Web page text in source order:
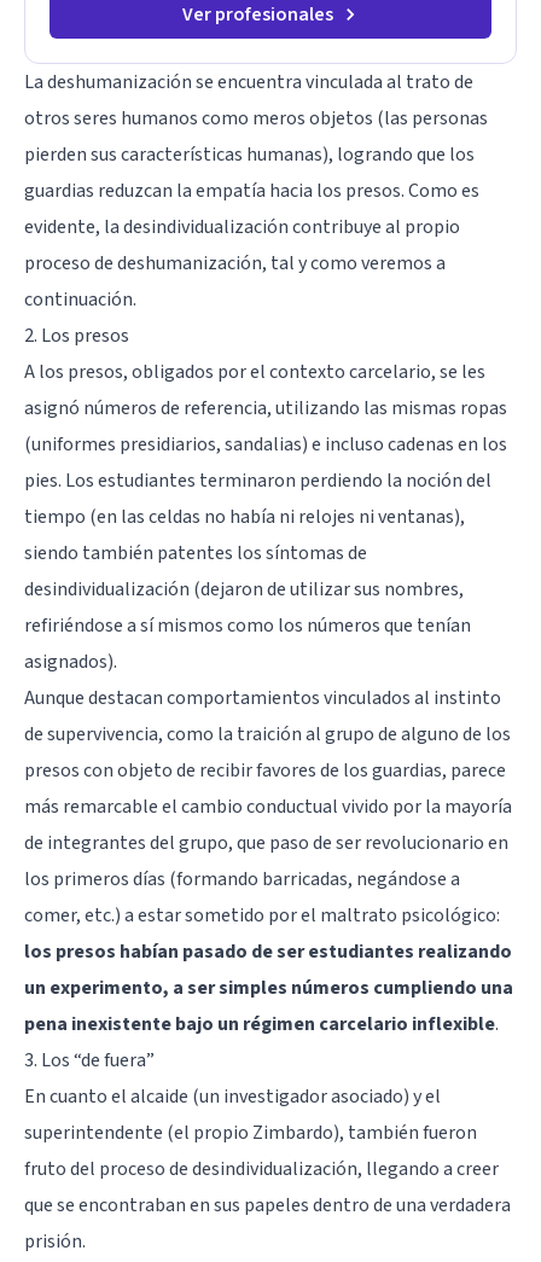
Ver profesionales
La deshumanización se encuentra vinculada al trato de
otros seres humanos como meros objetos (las personas
pierden sus características humanas), logrando que los
guardias reduzcan la empatía hacia los presos. Como es
evidente, la desindividualización contribuye al propio
proceso de deshumanización, tal y como veremos a
continuación.
2. Los presos
A los presos, obligados por el contexto carcelario, se les
asignó números de referencia, utilizando las mismas ropas
(uniformes presidiarios, sandalias) e incluso cadenas en los
pies. Los estudiantes terminaron perdiendo la noción del
tiempo (en las celdas no había ni relojes ni ventanas),
siendo también patentes los síntomas de
desindividualización (dejaron de utilizar sus nombres,
refiriéndose a sí mismos como los números que tenían
asignados).
Aunque destacan comportamientos vinculados al instinto
de supervivencia, como la traición al grupo de alguno de los
presos con objeto de recibir favores de los guardias, parece
más remarcable el cambio conductual vivido por la mayoría
de integrantes del grupo, que paso de ser revolucionario en
los primeros días (formando barricadas, negándose a
comer, etc.) a estar sometido por el maltrato psicológico:
los presos habían pasado de ser estudiantes realizando
un experimento, a ser simples números cumpliendo una
pena inexistente bajo un régimen carcelario inflexible.
3. Los “de fuera”
En cuanto el alcaide (un investigador asociado) y el
superintendente (el propio Zimbardo), también fueron
fruto del proceso de desindividualización, llegando a creer
que se encontraban en sus papeles dentro de una verdadera
prisión.